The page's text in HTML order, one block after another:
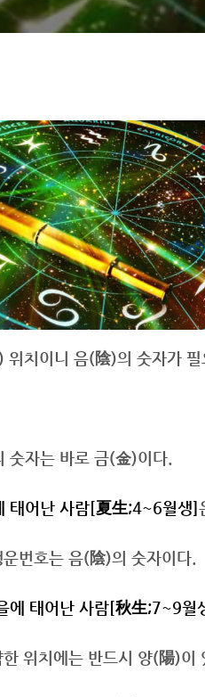
위치이니 음(陰)의 숫자가 필
숫자는 바로 금(金)이다.
태어난 사람[夏生;4~6월생]
번호는 음(陰)의 숫자이다.
에 태어난 사람[秋生;7~9월
위치에는 반드시 양(陽)이